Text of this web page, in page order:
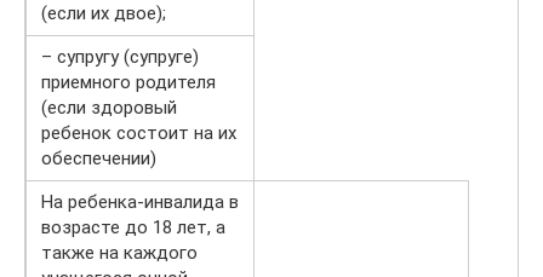
(если их двое);
– супругу (супруге)
приемного родителя
(если здоровый
ребенок состоит на их
обеспечении)
На ребенка-инвалида в
возрасте до 18 лет, а
также на каждого